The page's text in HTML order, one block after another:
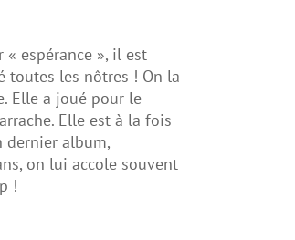
espérance », il est
toutes les nôtres ! On la
Elle a joué pour le
Elle est à la fois
dernier album,
on lui accole souvent
!